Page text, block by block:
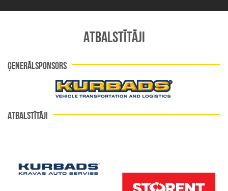
ATBALSTĪTĀJI
ĢENERĀLSPONSORS
ATBALSTĪTĀJI